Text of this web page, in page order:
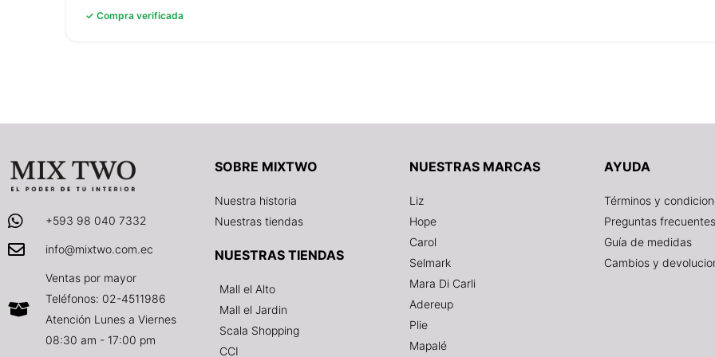
✓ Compra verificada
+593 98 040 7332
info@mixtwo.com.ec
Ventas por mayor
Teléfonos: 02-4511986
Atención Lunes a Viernes
08:30 am - 17:00 pm
SOBRE MIXTWO
Nuestra historia
Nuestras tiendas
NUESTRAS TIENDAS
Mall el Alto
Mall el Jardin
Scala Shopping
CCI
NUESTRAS MARCAS
Liz
Hope
Carol
Selmark
Mara Di Carli
Adereup
Plie
Mapalé
AYUDA
Términos y
Preguntas frecuentes
Guía de medidas
Cambios y